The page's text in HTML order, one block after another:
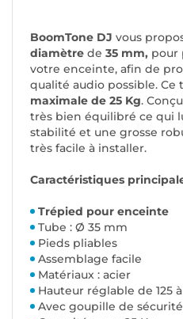
BoomTone DJ vous
diamètre de 35 mm, pour
votre enceinte, afin de
qualité audio possible. Ce
maximale de 25 Kg.
très bien équilibré ce qui
stabilité et une grosse
très facile à installer.
Caractéristiques
Trépied pour enceinte
Tube : Ø 35 mm
Pieds pliables
Assemblage facile
Matériaux : acier
Hauteur réglable de 125
Avec goupille de sécurité